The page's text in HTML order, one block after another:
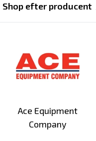
Shop efter producent
Ace Equipment
Company